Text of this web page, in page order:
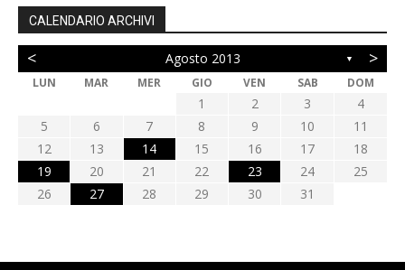
CALENDARIO ARCHIVI
< Agosto 2013 ▼ >
LUN MAR MER GIO VEN SAB DOM
1 2 3
4
5
6 7 8 9 10
11
12
13 14 15 16 17
18
19
20 21 22 23 24
25
26
27 28 29 30 31